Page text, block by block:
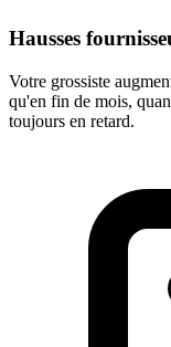
Hausses
Votre grossiste
qu'en fin de mois,
toujours en retard.